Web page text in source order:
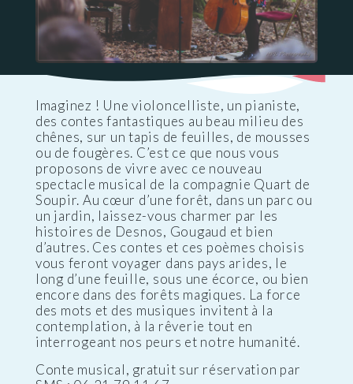
Imaginez ! Une violoncelliste, un pianiste,
des contes fantastiques au beau milieu des
chênes, sur un tapis de feuilles, de mousses
ou de fougères. C’est ce que nous vous
proposons de vivre avec ce nouveau
spectacle musical de la compagnie Quart de
Soupir. Au cœur d’une forêt, dans un parc ou
un jardin, laissez-vous charmer par les
histoires de Desnos, Gougaud et bien
d’autres. Ces contes et ces poèmes choisis
vous feront voyager dans pays arides, le
long d’une feuille, sous une écorce, ou bien
encore dans des forêts magiques. La force
des mots et des musiques invitent à la
contemplation, à la rêverie tout en
interrogeant nos peurs et notre humanité.
Conte musical, gratuit sur réservation par